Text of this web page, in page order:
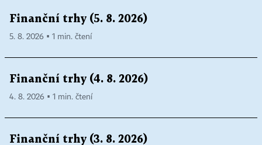
Finanční trhy (5. 8. 2026)
5. 8. 2026 ▪ 1 min. čtení
Finanční trhy (4. 8. 2026)
4. 8. 2026 ▪ 1 min. čtení
Finanční trhy (3. 8. 2026)